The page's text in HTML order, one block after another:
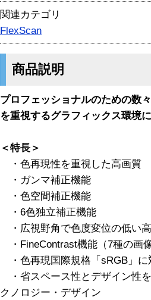
関連カテゴリ
FlexScan
商品説明
プロフェッショナルのための数
を重視するグラフィックス環境
＜特長＞
・色再現性を重視した高画質
・ガンマ補正機能
・色空間補正機能
・6色独立補正機能
・広視野角で色度変位の低い
・FineContrast機能（7種の画
・色再現国際規格「sRGB」に
・省スペース性とデザイン性
クノロジー・デザイン